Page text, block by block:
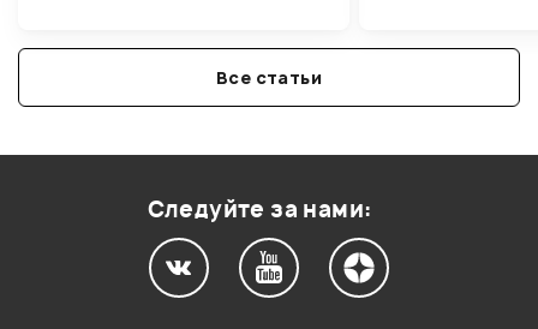
Все статьи
Следуйте за нами: